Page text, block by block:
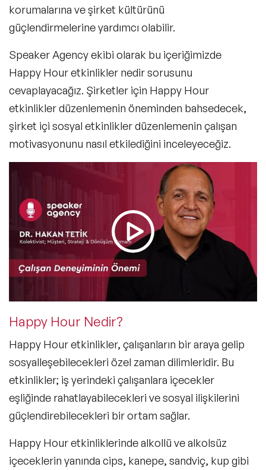
korumalarına ve şirket kültürünü
güçlendirmelerine yardımcı olabilir.
Speaker Agency ekibi olarak bu içeriğimizde
Happy Hour etkinlikler nedir sorusunu
cevaplayacağız. Şirketler için Happy Hour
etkinlikler düzenlemenin öneminden bahsedecek,
şirket içi sosyal etkinliklerdüzenlemenin çalışan
motivasyonunu nasıl etkilediğini inceleyeceğiz.
Happy Hour Nedir?
Happy Hour etkinlikler, çalışanların bir araya gelip
sosyalleşebilecekleri özel zaman dilimleridir. Bu
etkinlikler; iş yerindeki çalışanlara içecekler
eşliğinde rahatlayabilecekleri ve sosyal ilişkilerini
güçlendirebilecekleri bir ortam sağlar.
Happy Hour etkinliklerinde alkollü ve alkolsüz
içeceklerin yanında cips, kanepe, sandviç, kup gibi